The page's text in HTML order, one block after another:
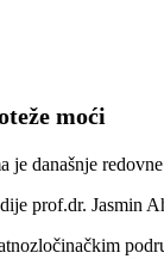
moći
današnje
prof.dr. Jasmin